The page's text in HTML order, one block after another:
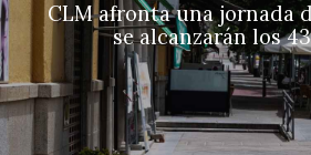
CLM afronta una jornada
se alcanzarán los